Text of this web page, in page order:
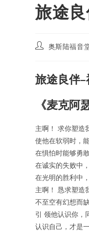
旅途
Post奥斯陆福音
旅途良伴
《麦克阿
主啊！ 求你塑造
使他在软弱时，
在惧怕时能够勇
在诚实的失败中
在光明的胜利中
主啊！ 恳求塑造
不至空有幻想而
引 领他认识你，
认识自己，才是